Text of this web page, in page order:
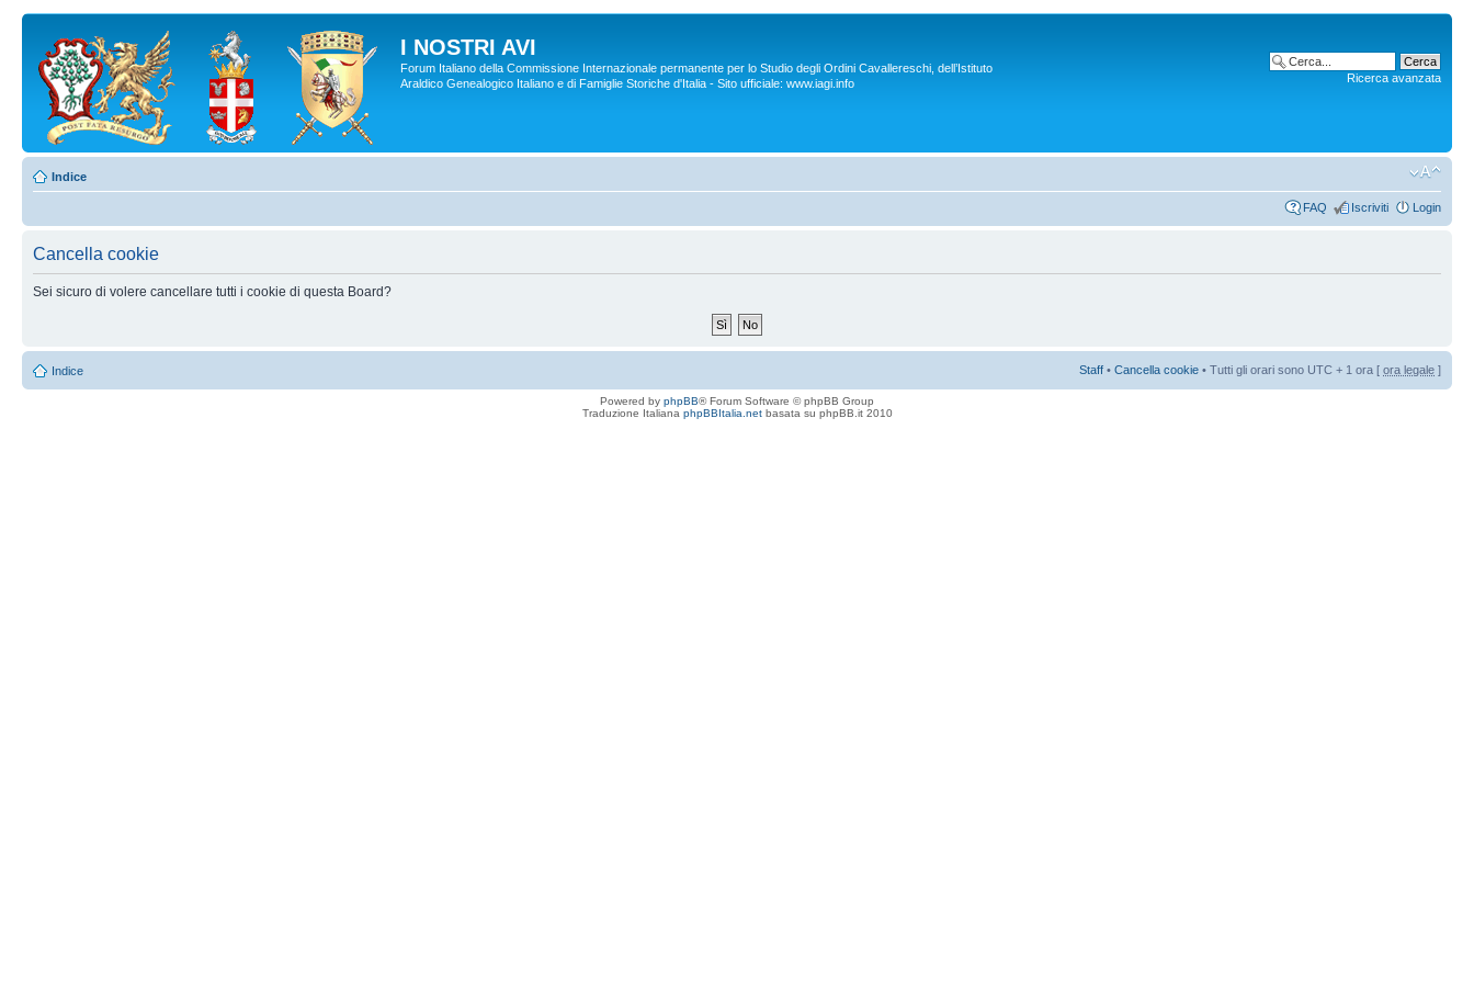
I NOSTRI AVI
Forum Italiano della Commissione Internazionale permanente per lo Studio degli Ordini Cavallereschi, dell’Istituto
Araldico Genealogico Italiano e di Famiglie Storiche d'Italia - Sito ufficiale: www.iagi.info
Ricerca avanzata
Indice
FAQ Iscriviti Login
Cancella cookie
Sei sicuro di volere cancellare tutti i cookie di questa Board?
Indice Staff • Cancella cookie • Tutti gli orari sono UTC + 1 ora [ ora legale ]
Powered by phpBB® Forum Software © phpBB Group
Traduzione Italiana phpBBItalia.netbasata su phpBB.it 2010